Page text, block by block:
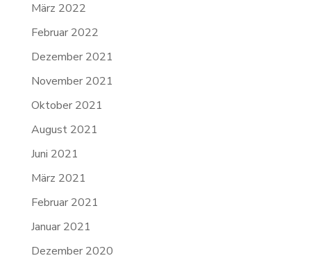
März 2022
Februar 2022
Dezember 2021
November 2021
Oktober 2021
August 2021
Juni 2021
März 2021
Februar 2021
Januar 2021
Dezember 2020